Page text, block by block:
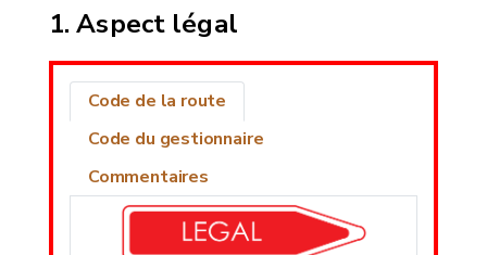
Aspect légal
Code de la route
Code du gestionnaire
Commentaires